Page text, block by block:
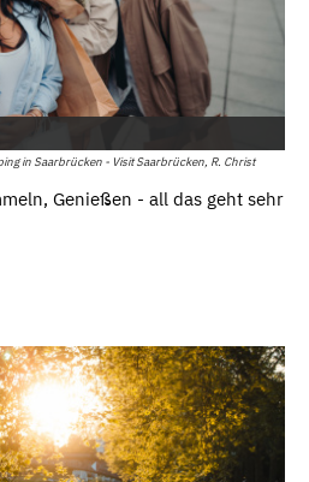
in Saarbrücken - Visit Saarbrücken, R. Christ
Genießen - all das geht sehr